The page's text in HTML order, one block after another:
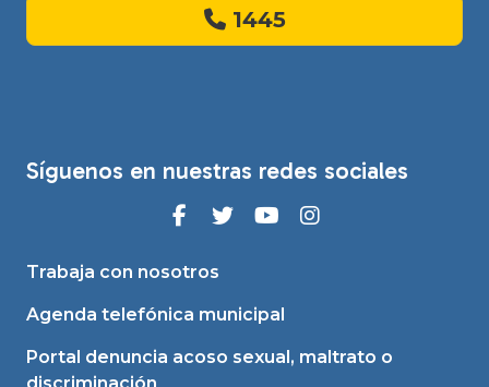
1445
Síguenos en nuestras redes sociales
Trabaja con nosotros
Agenda telefónica municipal
Portal denuncia acoso sexual, maltrato o